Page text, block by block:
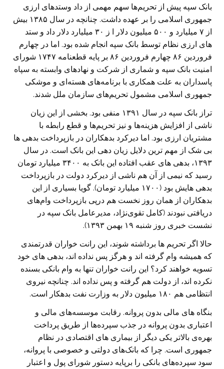
بانک سپه پیش از تحریم‌ها سهم مهمی از داد وستدهای ارزی
جمهوری اسلامی را بر عهده داشت. چنانچه در سال ۱۳۸۵ بیش
از ۷ میلیارد و ۵۰۰ میلیون دلار ا ز ۳۰ میلیارد دلار داد و ستد
های ارزی نظام توسط بانک سپه انجام شده بود. اما در چهارم
فروردین ۸۶ چهارم فروردین ۸۶ بر پایه قطعنامه ۱۷۴۷ شورای
امنیت بانک سپه و شماری از شرکت‌ و نهادهای وابسته به سپاه
پاسداران به علت همکاری با برنامه‌های هسته‌ای و موشکی
جمهوری اسلامی مشمول تحریم‌های سازمان ملل شدند.
تراز بانک سپه در سال ۱۳۹۱ منفی بود. بخشی از این زیان
ناشی از افزایش هزینه‌ها و نیز تحریم‌ها و قطع رابطه با
مشتریان ارزی بود. اما دیرکرد بدهکاران در بازپرداخت بدهی ها
بی شک از مهم ترین دلایل زیان دهی این بانک است. در سال
۱۳۹۳، بدهی های عقب افتاده این بانک به ۳۴۰۰ میلیارد تومان
رسید که نیمی از آن هم ناشی از دیرکرد دولت در بازپرداخت
بدهی هایش بود (۱۷۰۰ میلیارد تومان). گویا بسیاری از این
بدهکاران از همان روز نخست هم درپی بازپرداخت وام‌های
دریافتی نبودند (کامل تقوی‌نژاد، مدیرعامل بانک سپه در
نشست خبری روز شنبه ۱۹ بهمن ۱۳۹۳).
حالا اگر تحریم ها برداشته شوند، این رانت خواران قدرتمندی
که همیشه وام گرفته اند و هرگز پس نداده اند، بدهی های خود
تسویه خواهند کرد؟ این رانت خواران تنها به وام بانکی بسنده
نکرده اند، از دولت هم گرفته و پس نداده اند. چنانچه نیروی
انتظامی هم ١٨٠ میلیون دلار به وزارت نفت بدهکار است.
بنگاه های مالی بدون پروانه. رقابت موسسه‌های مالی و
اعتباری بدون پروانه در جذب سپرده‌ها از طریق پرداخت
بهره‌ی بالاتر یکی دیگر از بیماری های اقتصادی در نظام
جمهوری است. چرا که بانک‌های دولتی و خصوصی با پروانه،
سود سپرده‌های بانکی را برپایه دستور شورای پول و اعتبار